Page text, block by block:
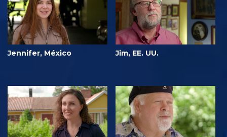
Jennifer, México Jim, EE. UU.